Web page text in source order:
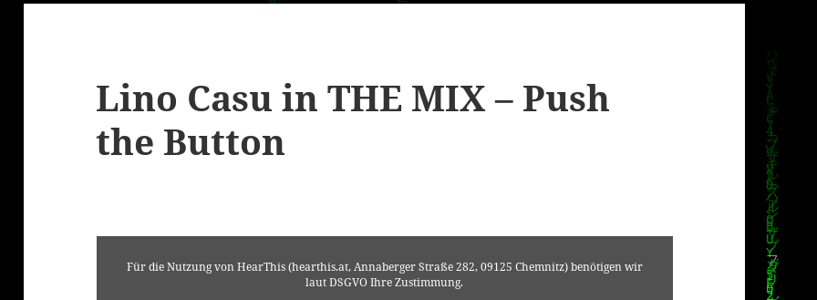
Lino Casu in THE MIX – Push
the Button
Für die Nutzung von HearThis (hearthis.at, Annaberger Straße 282, 09125 Chemnitz) benötigen wir
laut DSGVO Ihre Zustimmung.